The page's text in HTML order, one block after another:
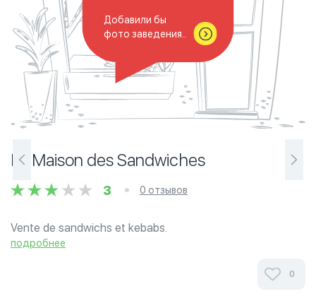
Добавили бы
фото заведения..
La Maison des Sandwiches
3 0 отзывов
Vente de sandwichs et kebabs.
подробнее
0